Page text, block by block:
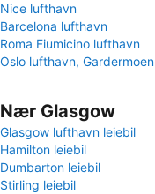
Nice lufthavn
Barcelona lufthavn
Roma Fiumicino lufthavn
Oslo lufthavn, Gardermoen
Nær Glasgow
Glasgow lufthavn leiebil
Hamilton leiebil
Dumbarton leiebil
Stirling leiebil